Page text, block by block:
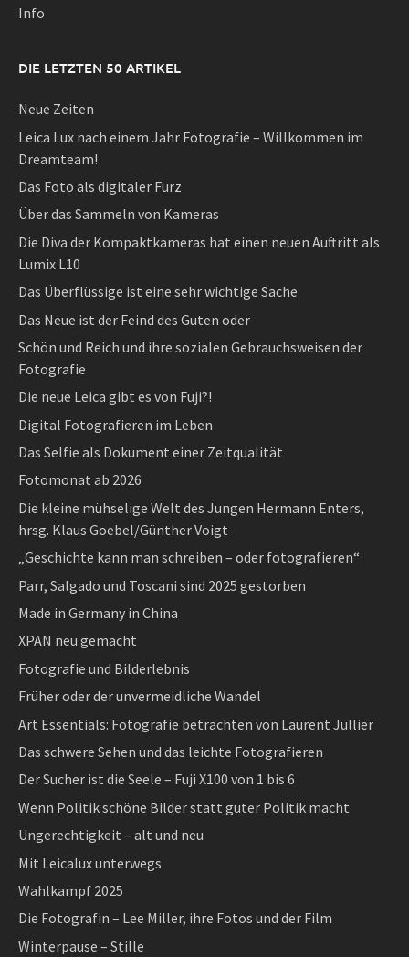
Info
DIE LETZTEN 50 ARTIKEL
Neue Zeiten
Leica Lux nach einem Jahr Fotografie – Willkommen im
Dreamteam!
Das Foto als digitaler Furz
Über das Sammeln von Kameras
Die Diva der Kompaktkameras hat einen neuen Auftritt als
Lumix L10
Das Überflüssige ist eine sehr wichtige Sache
Das Neue ist der Feind des Guten oder
Schön und Reich und ihre sozialen Gebrauchsweisen der
Fotografie
Die neue Leica gibt es von Fuji?!
Digital Fotografieren im Leben
Das Selfie als Dokument einer Zeitqualität
Fotomonat ab 2026
Die kleine mühselige Welt des Jungen Hermann Enters,
hrsg. Klaus Goebel/Günther Voigt
„Geschichte kann man schreiben – oder fotografieren“
Parr, Salgado und Toscani sind 2025 gestorben
Made in Germany in China
XPAN neu gemacht
Fotografie und Bilderlebnis
Früher oder der unvermeidliche Wandel
Art Essentials: Fotografie betrachten von Laurent Jullier
Das schwere Sehen und das leichte Fotografieren
Der Sucher ist die Seele – Fuji X100 von 1 bis 6
Wenn Politik schöne Bilder statt guter Politik macht
Ungerechtigkeit – alt und neu
Mit Leicalux unterwegs
Wahlkampf 2025
Die Fotografin – Lee Miller, ihre Fotos und der Film
Winterpause – Stille